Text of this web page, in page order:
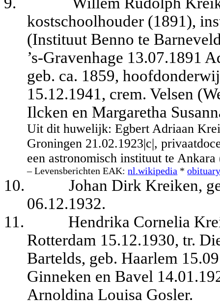
kostschoolhouder (1891),
(Instituut Benno te
’s-Gravenhage 13.07.1891
geb. ca. 1859,
15.12.1941, crem. Velsen
Ilcken en Margaretha
Uit dit huwelijk: Egbert Adriaan
Groningen 21.02.1923|c|,
een astronomisch instituut te
– Levensberichten EAK:nl.wikipedia *
10.
Johan Dirk Kreiken,
06.12.1932.
11.
Hendrika Cornelia
Rotterdam 15.12.1930, tr.
Bartelds, geb. Haarlem
Ginneken en Bavel
Arnoldina Louisa Gosler.